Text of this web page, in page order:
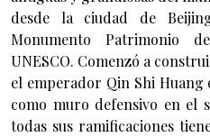
desde la ciudad de
Monumento Patrimonio
UNESCO. Comenzó a
el emperador Qin Shi
como muro defensivo en el
todas sus ramificaciones